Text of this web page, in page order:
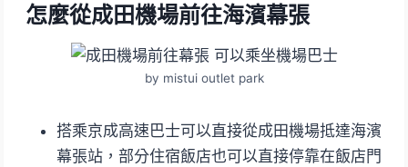
怎麼從成田機場前往海濱幕張
by mistui outlet park
搭乘京成高速巴士可以直接從成田機場抵達海濱
幕張站，部分住宿飯店也可以直接停靠在飯店門